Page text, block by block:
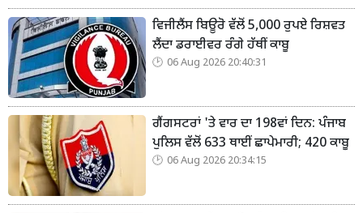
ਵਿਜੀਲੈਂਸ ਬਿਊਰੋ ਵੱਲੋਂ 5,000 ਰੁਪਏ ਰਿਸ਼ਵਤ
ਲੈਂਦਾ ਡਰਾਈਵਰ ਰੰਗੇ ਹੱਥੀਂ ਕਾਬੂ
06 Aug 2026 20:40:31
ਗੈਂਗਸਟਰਾਂ 'ਤੇ ਵਾਰ ਦਾ 198ਵਾਂ ਦਿਨ: ਪੰਜਾਬ
ਪੁਲਿਸ ਵੱਲੋਂ 633 ਥਾਈਂ ਛਾਪੇਮਾਰੀ; 420 ਕਾਬੂ
06 Aug 2026 20:34:15